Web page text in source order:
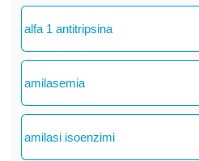
alfa 1 antitripsina
amilasemia
amilasi isoenzimi